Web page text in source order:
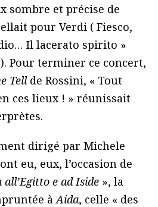
sombre et précise de
pour Verdi ( Fiesco,
Il lacerato spirito »
Pour terminer ce concert,
Tellde Rossini, « Tout
ces lieux ! » réunissait
dirigé par Michele
eu, eux, l’occasion de
all’Egitto e ad Iside », la
à Aida, celle « des